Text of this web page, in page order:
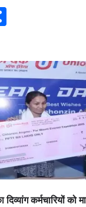
कर्मचारियों को